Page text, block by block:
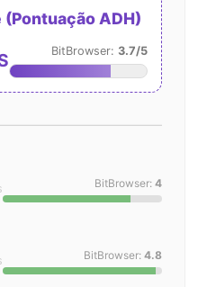
ADH)
BitBrowser: 3.7/5
BitBrowser: 4
BitBrowser: 4.8